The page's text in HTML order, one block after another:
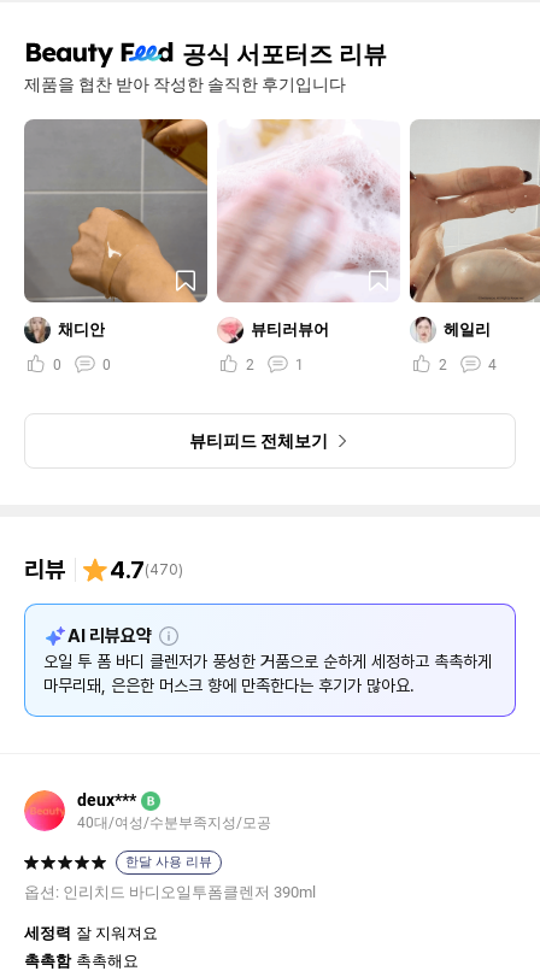
공식 서포터즈 리뷰
제품을 협찬 받아 작성한 솔직한 후기입니다
채디안
0 0
뷰티러뷰어
2 1
헤일리
2 4
뷰티피드 전체보기
리뷰 4.7(470)
AI 리뷰요약 설
명
오일 투 폼 바디 클렌저가 풍성한 거품으로 순하게 세정하고 촉촉하게
마무리돼, 은은한 머스크 향에 만족한다는 후기가 많아요.
deux*** B
40대/여성/수분부족지성/모공
한달 사용 리뷰
옵션: 인리치드 바디오일투폼클렌저 390ml
세정력 잘 지워져요
촉촉함 촉촉해요